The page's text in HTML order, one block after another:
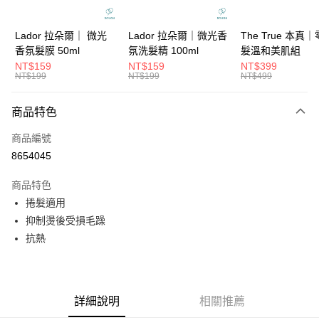
兆豐國際商業銀行
臺灣中小企業銀行
台中商業銀行
匯豐（台灣）商業銀行
華泰商業銀行
聯邦商業銀行
元大商業銀行
台灣樂天信用卡公司
台北富邦商業銀行
國泰世華商業銀行
兆豐國際商業銀行
臺灣中小企業銀行
台中商業銀行
匯豐（台灣）商業銀行
聯邦商業銀行
玉山商業銀行
台灣樂天信用卡公司
Apple Pay
街口支付
相關說明
【大哥付你分期使用說明】
2.付款方式選擇「大哥付你分期」，訂單成立後會自動跳轉到大哥付的交易
流程，驗證手機門號後，選擇欲分期的期數、繳款截止日，確認付款後即完
成交易。
3.實際核准額度、可分期數及費用金額請依後續交易確認頁面所載為準。
4.訂單成立30分鐘內，如未前往確認交易或遇審核未通過，訂單將自動取
運送方式
全家取貨付款
每筆NT$65，滿NT$1,699(含以上)免運費
7-11取貨付款
Lador 拉朵爾｜ 微光
香氛髮膜 50ml
NT$159
NT$199
Lador 拉朵爾｜微光香
氛洗髮精 100ml
NT$159
NT$199
The True 本真｜
髮溫和美肌組
NT$399
NT$499
商品特色
商品編號
8654045
商品特色
捲髮適用
抑制燙後受損毛躁
抗熱
詳細說明 相關推薦